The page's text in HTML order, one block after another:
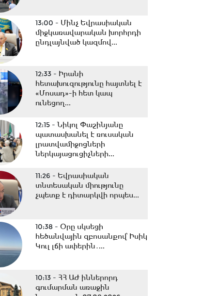
13:00 - Մինչ Եվրասիական
միջկառավարական խորհրդի
ընդլայնված կազմով...
12:33 - Իրանի
հետախուզությունը հայտնել է
«Մոսադ»-ի հետ կապ
ունեցող...
12:15 -Նիկոլ Փաշինյանը
պատասխանել է ռուսական
լրատվամիջոցների
ներկայացուցիչների...
11:26 - Եվրասիական
տնտեսական միությունը
չպետք է դիտարկվի որպես...
10:38 - Օրը սկսեցի
հեծանվային զբոսանքով՝ Իսիկ
Կուլ լճի ափերին․...
10:13 - ՀՀ ԱԺ իններորդ
գումարման առաջին